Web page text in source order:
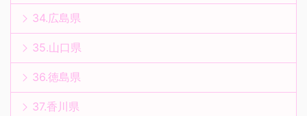
34.広島県
35.山口県
36.徳島県
37.香川県